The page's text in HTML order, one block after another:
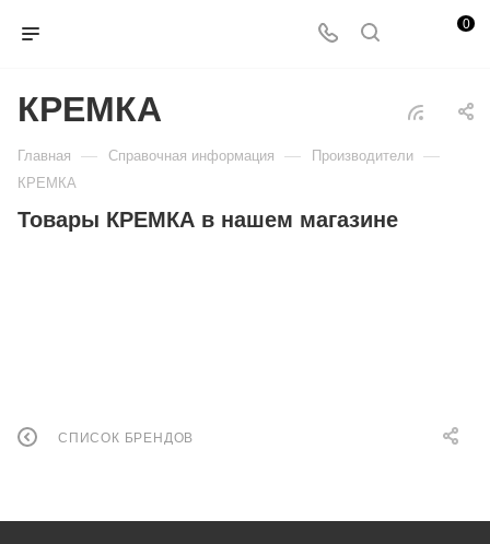
0
КРЕМКА
Главная — Справочная информация — Производители —
КРЕМКА
Товары КРЕМКА в нашем магазине
СПИСОК БРЕНДОВ